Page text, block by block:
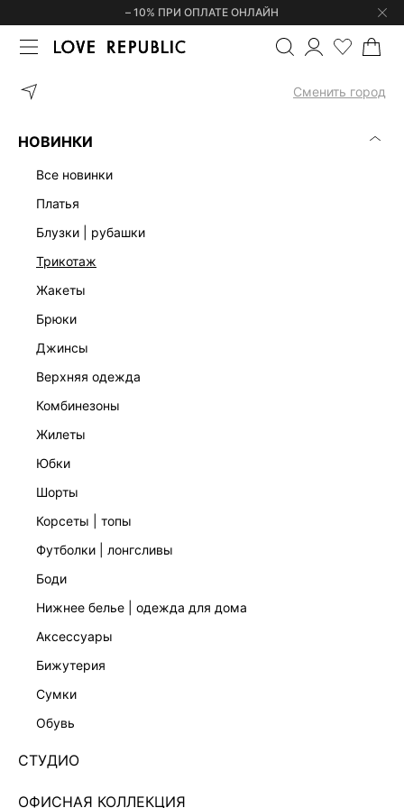
– 10% ПРИ ОПЛАТЕ ОНЛАЙН
Сменить город
НОВИНКИ
все новинки
платья
блузки | рубашки
трикотаж
жакеты
брюки
джинсы
верхняя одежда
комбинезоны
жилеты
юбки
шорты
корсеты | топы
футболки | лонгсливы
боди
нижнее белье | одежда для дома
аксессуары
бижутерия
сумки
обувь
СТУДИО
ОФИСНАЯ КОЛЛЕКЦИЯ
ГЛАВНАЯ ФУТБОЛКИ | ЛОНГСЛИВЫ ФУТБОЛКА
ЭКСКЛЮЗИВНО ОНЛАЙН
ФУТБОЛКА ИЗ ХЛОПКА ПРИТАЛЕННОГО КРОЯ
6256111337-9
2 999 ₽-67%
250 ₽x 4 платежа с Подели
ЦВЕТ:ЖЕЛТЫЙ/ЖЕЛТЫЙ